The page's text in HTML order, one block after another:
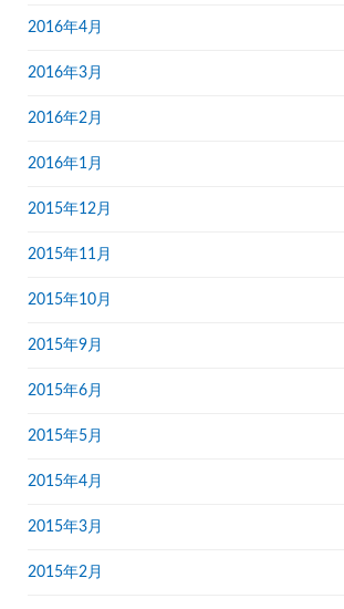
2016年4月
2016年3月
2016年2月
2016年1月
2015年12月
2015年11月
2015年10月
2015年9月
2015年6月
2015年5月
2015年4月
2015年3月
2015年2月